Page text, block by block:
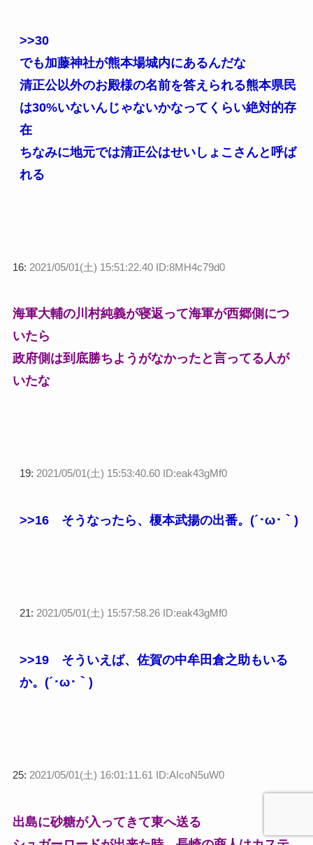
>>30
でも加藤神社が熊本場城内にあるんだな
清正公以外のお殿様の名前を答えられる熊本県民
は30%いないんじゃないかなってくらい絶対的存
在
ちなみに地元では清正公はせいしょこさんと呼ば
れる
16: 2021/05/01(土) 15:51:22.40 ID:8MH4c79d0
海軍大輔の川村純義が寝返って海軍が西郷側につ
いたら
政府側は到底勝ちようがなかったと言ってる人が
いたな
19: 2021/05/01(土) 15:53:40.60 ID:eak43gMf0
>>16そうなったら、榎本武揚の出番。(´･ω･｀)
21: 2021/05/01(土) 15:57:58.26 ID:eak43gMf0
>>19そういえば、佐賀の中牟田倉之助もいる
か。(´･ω･｀)
25: 2021/05/01(土) 16:01:11.61 ID:AIcoN5uW0
出島に砂糖が入ってきて東へ送る